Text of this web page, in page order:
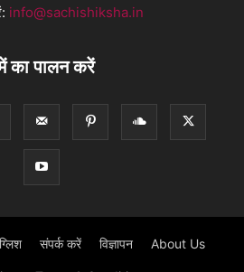
info@sachishiksha.in
का पालन करें
संपर्क करें विज्ञापन About Us